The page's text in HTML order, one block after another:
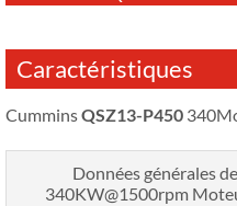
Caractéristiques
CumminsQSZ13-P450
Données générales
340KW@1500rpm